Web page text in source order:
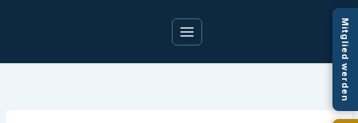
Mitglied werden